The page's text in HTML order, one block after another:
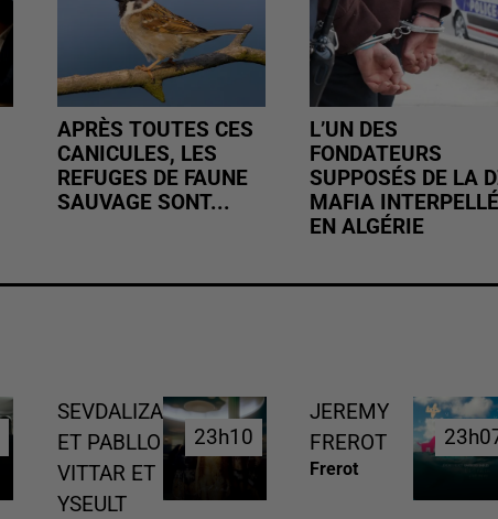
APRÈS TOUTES CES
CANICULES, LES
REFUGES DE FAUNE
SAUVAGE SONT...
L’UN DES
FONDATEURS
SUPPOSÉS DE LA
MAFIA INTERPELLÉ
EN ALGÉRIE
SEVDALIZA
ET PABLLO
VITTAR ET
YSEULT
23h10
23h10
JEREMY
FREROT
Frerot